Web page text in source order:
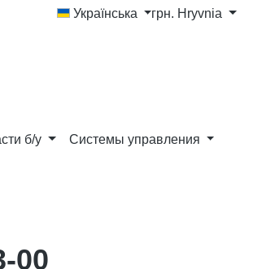
Українська грн. Hryvnia
б/у Системы управления
00